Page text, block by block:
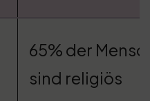
65% der
sind religiös